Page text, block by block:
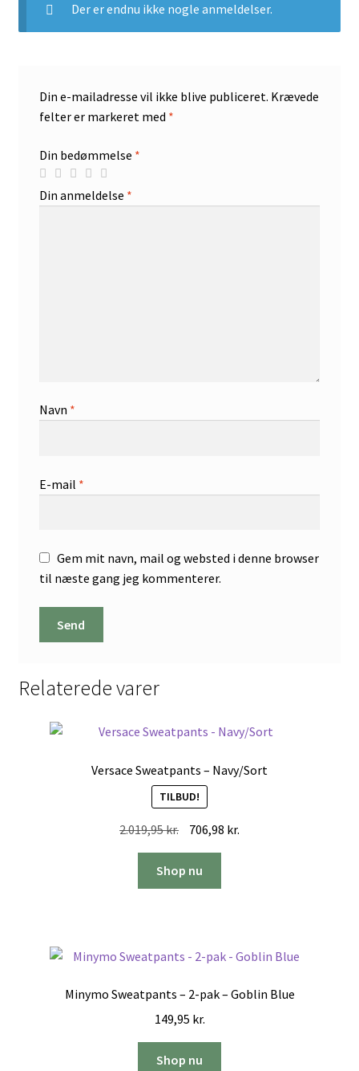
Der er endnu ikke nogle anmeldelser.
Din e-mailadresse vil ikke blive publiceret. Krævede
felter er markeret med *
Din bedømmelse *
Din anmeldelse *
Navn *
E-mail *
Gem mit navn, mail og websted i denne browser
til næste gang jeg kommenterer.
Relaterede varer
Versace Sweatpants – Navy/Sort
TILBUD!
2.019,95kr.
Den
oprindelige
pris
var:
706,98 kr.Den
Shop nu
Minymo Sweatpants – 2-pak – Goblin Blue
149,95 kr.
Shop nu